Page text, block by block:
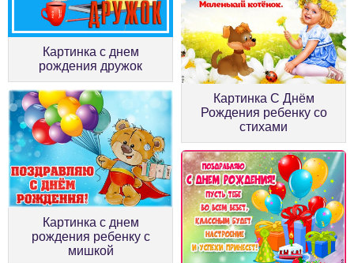
Картинка с днем
рождения дружок
Картинка С Днём
Рождения ребенку со
стихами
Картинка с днем
рождения ребенку с
мишкой